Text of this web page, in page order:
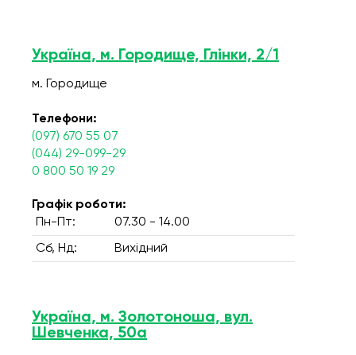
Україна, м. Городище, Глінки, 2/1
м. Городище
Телефони:
(097) 670 55 07
(044) 29-099-29
0 800 50 19 29
Графік роботи:
Пн-Пт:
07.30 - 14.00
Сб, Нд: Вихідний
Україна, м. Золотоноша, вул.
Шевченка, 50а